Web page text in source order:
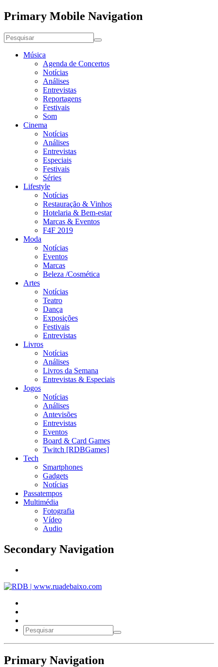
Primary Mobile Navigation
Música
Agenda de Concertos
Notícias
Análises
Entrevistas
Reportagens
Festivais
Som
Cinema
Notícias
Análises
Entrevistas
Especiais
Festivais
Séries
Lifestyle
Notícias
Restauração & Vinhos
Hotelaria & Bem-estar
Marcas & Eventos
F4F 2019
Moda
Notícias
Eventos
Marcas
Beleza /Cosmética
Artes
Notícias
Teatro
Dança
Exposições
Festivais
Entrevistas
Livros
Notícias
Análises
Livros da Semana
Entrevistas & Especiais
Jogos
Notícias
Análises
Antevisões
Entrevistas
Eventos
Board & Card Games
Twitch [RDBGames]
Tech
Smartphones
Gadgets
Notícias
Passatempos
Multimédia
Fotografia
Vídeo
Audio
Secondary Navigation
Primary Navigation